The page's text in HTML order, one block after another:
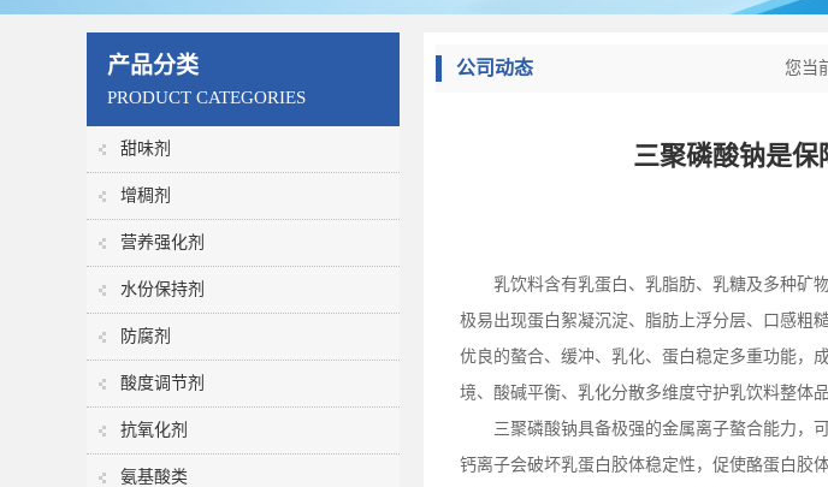
产品分类
PRODUCT CATEGORIES
甜味剂
增稠剂
营养强化剂
水份保持剂
防腐剂
酸度调节剂
抗氧化剂
氨基酸类
公司动态 您当
三聚磷酸钠是
乳饮料含有乳蛋白、乳脂肪、乳糖及多种矿
极易出现蛋白絮凝沉淀、脂肪上浮分层、口感粗
优良的螯合、缓冲、乳化、蛋白稳定多重功能，
境、酸碱平衡、乳化分散多维度守护乳饮料整体品
三聚磷酸钠具备极强的金属离子螯合能力，
钙离子会破坏乳蛋白胶体稳定性，促使酪蛋白胶